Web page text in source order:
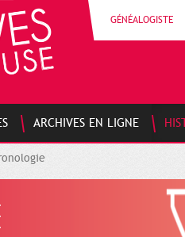
GÉNÉALOGISTE
ARCHIVES EN LIGNE